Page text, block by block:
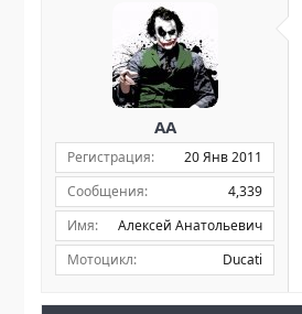
AA
Регистрация
20 Янв 2011
Сообщения
4,339
Имя
Алексей Анатольевич
Мотоцикл
Ducati